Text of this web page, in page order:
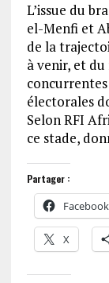
L’issue du
el-Menfi et
de la
à venir, et
concurrentes
électorales
Selon RFI
ce stade,
Partager :
Facebook
X